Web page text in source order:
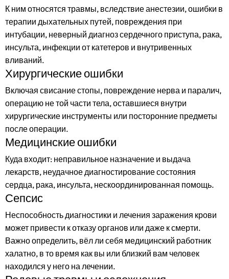
К ним относятся травмы, вследствие анестезии, ошибки в
терапии дыхательных путей, повреждения при
интубации, неверный диагноз сердечного приступа, рака,
инсульта, инфекции от катетеров и внутривенных
вливаний.
Хирургические ошибки
Включая свисание стопы, повреждение нерва и паралич,
операцию не той части тела, оставшиеся внутри
хирургические инструменты или посторонние предметы
после операции.
Медицинские ошибки
Куда входит: неправильное назначение и выдача
лекарств, неудачное диагностирование состояния
сердца, рака, инсульта, нескоординированная помощь.
Сепсис
Неспособность диагностики и лечения заражения крови
может привести к отказу органов или даже к смерти.
Важно определить, вёл ли себя медицинский работник
халатно, в то время как вы или близкий вам человек
находился у него на лечении.